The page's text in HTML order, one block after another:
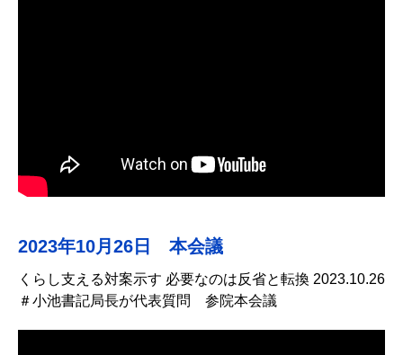
2023年10月26日 本会議
くらし支える対案示す 必要なのは反省と転換 2023.10.26
＃小池書記局長が代表質問 参院本会議